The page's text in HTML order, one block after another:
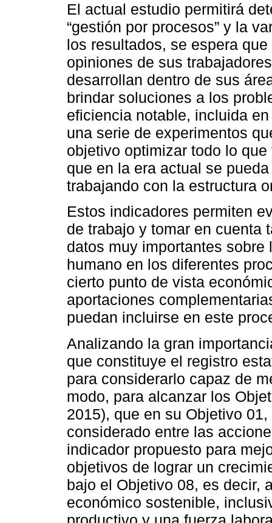
El actual estudio permitirá
“gestión por procesos” y la
los resultados, se espera
opiniones de sus
desarrollan dentro de sus
brindar soluciones a los
eficiencia notable, incluida
una serie de experimentos
objetivo optimizar todo lo
que en la era actual se
trabajando con la estructura
Estos indicadores permiten
de trabajo y tomar en cuenta
datos muy importantes
humano en los diferentes
cierto punto de vista
aportaciones
puedan incluirse en este
Analizando la gran
que constituye el registro
para considerarlo capaz de
modo, para alcanzar los
2015), que en su Objetivo
considerado entre las
indicador propuesto para
objetivos de lograr un
bajo el Objetivo 08, es decir,
económico sostenible,